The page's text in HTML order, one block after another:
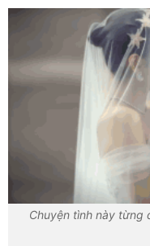
Chuyện tình này từng